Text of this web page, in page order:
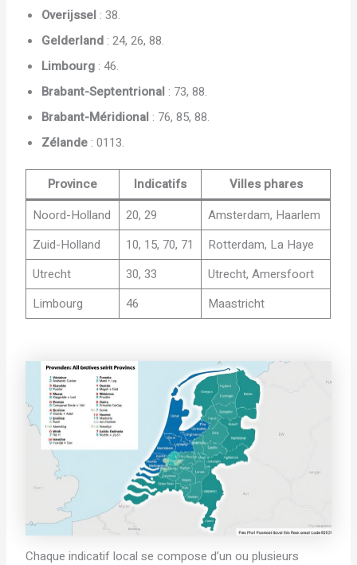
Overijssel : 38.
Gelderland : 24, 26, 88.
Limbourg : 46.
Brabant-Septentrional : 73, 88.
Brabant-Méridional : 76, 85, 88.
Zélande : 0113.
Province Indicatifs
Villes phares
Noord-Holland
20, 29
Amsterdam, Haarlem
Zuid-Holland
10, 15, 70, 71
Rotterdam, La Haye
Utrecht
30, 33
Utrecht, Amersfoort
Limbourg
46 Maastricht
Chaque indicatif local se compose d’un ou plusieurs